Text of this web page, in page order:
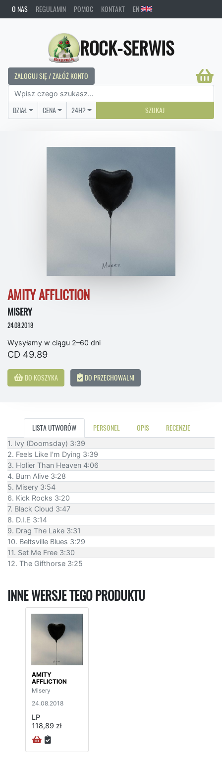
O NAS REGULAMIN POMOC KONTAKT EN
ROCK-SERWIS
ZALOGUJ SIĘ / ZAŁÓŻ KONTO
DZIAŁ CENA 24H? SZUKAJ
AMITY AFFLICTION
MISERY
24.08.2018
Wysyłamy w ciągu 2–60 dni
CD 49.89
DO KOSZYKA DO PRZECHOWALNI
LISTA UTWORÓW PERSONEL OPIS RECENZJE
1. Ivy (Doomsday) 3:39
2. Feels Like I'm Dying 3:39
3. Holier Than Heaven 4:06
4. Burn Alive 3:28
5. Misery 3:54
6. Kick Rocks 3:20
7. Black Cloud 3:47
8. D.I.E 3:14
9. Drag The Lake 3:31
10. Beltsville Blues 3:29
11. Set Me Free 3:30
12. The Gifthorse 3:25
INNE WERSJE TEGO PRODUKTU
AMITY
AFFLICTION
Misery
24.08.2018
LP
118,89 zł